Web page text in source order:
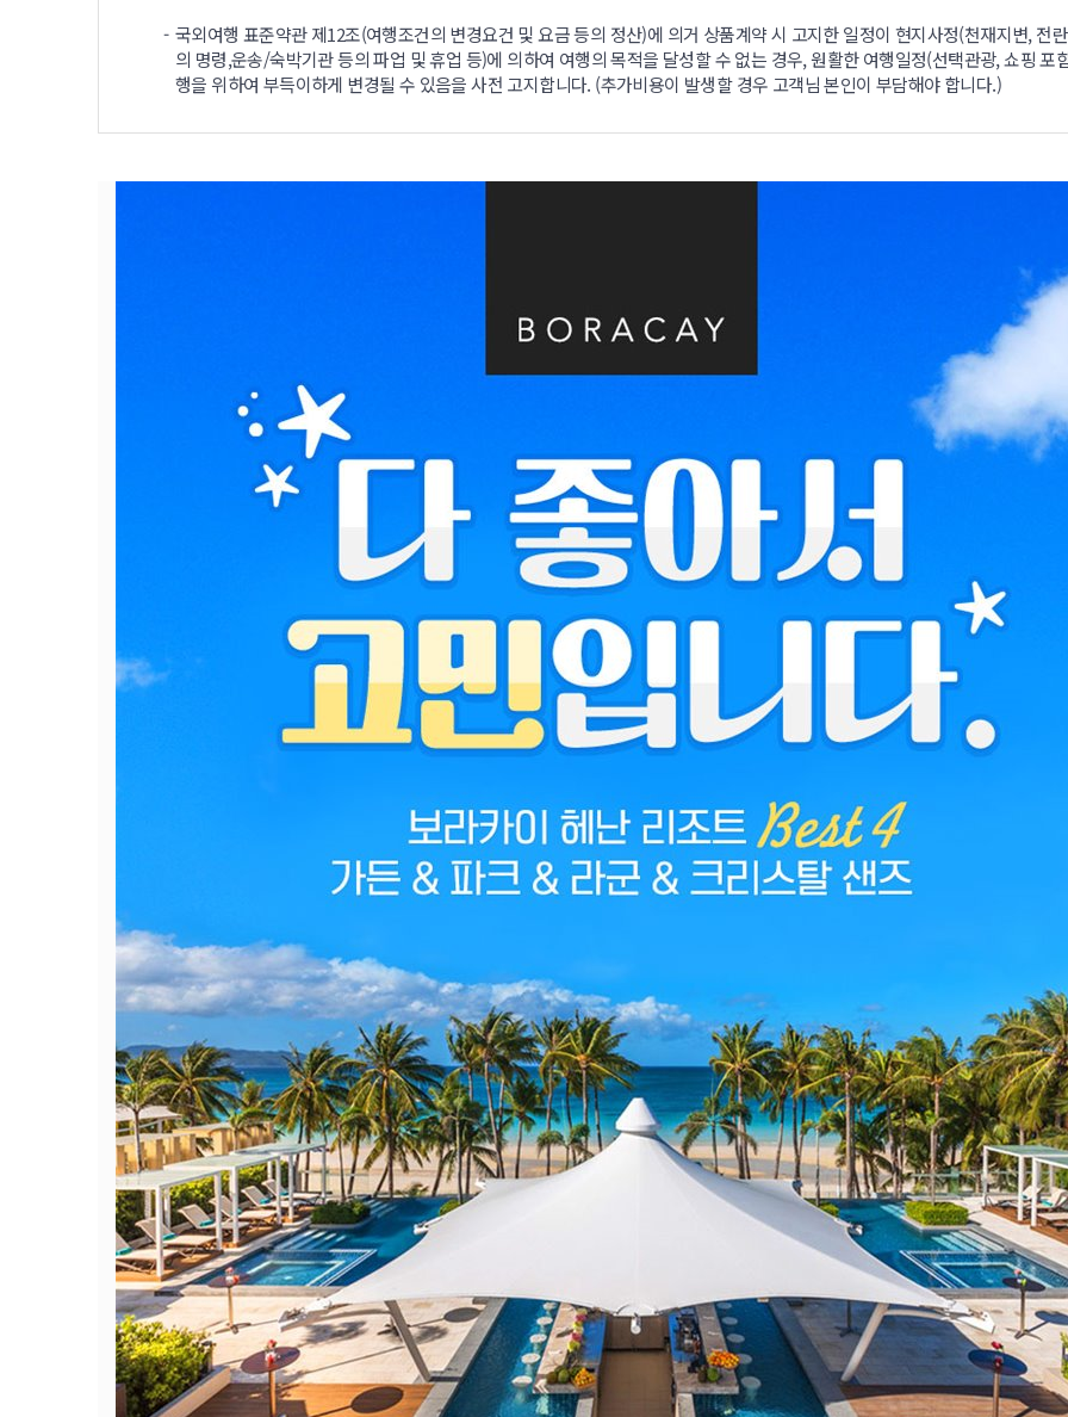
국외여행 표준약관 제12조(여행조건의 변경요건 및 요금 등의 정산)에 의거 상품계약 시 고지한 일정이 현지사정(천재지변, 전
의 명령,운송/숙박기관 등의 파업 및 휴업 등)에 의하여 여행의 목적을 달성할 수 없는 경우, 원활한 여행일정(선택관광, 쇼핑 포
행을 위하여 부득이하게 변경될 수 있음을 사전 고지합니다. (추가비용이 발생할 경우 고객님 본인이 부담해야 합니다.)